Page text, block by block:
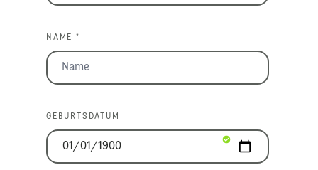
NAME *
GEBURTSDATUM